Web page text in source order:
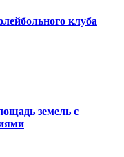
клуба
земель с